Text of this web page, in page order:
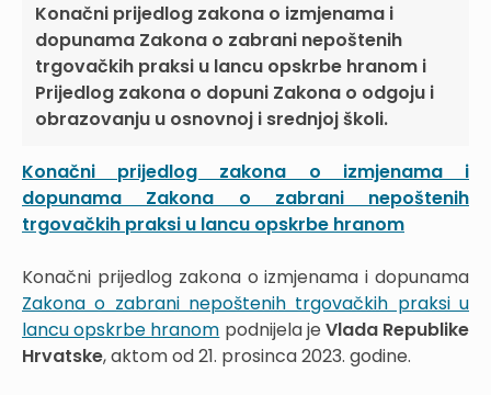
Konačni prijedlog zakona o izmjenama i
dopunama Zakona o zabrani nepoštenih
trgovačkih praksi u lancu opskrbe hranom i
Prijedlog zakona o dopuni Zakona o odgoju i
obrazovanju u osnovnoj i srednjoj školi.
Konačni prijedlog zakona o izmjenama i
dopunama Zakona o zabrani nepoštenih
trgovačkih praksi u lancu opskrbe hranom
Konačni prijedlog zakona o izmjenama i dopunama
Zakona o zabrani nepoštenih trgovačkih praksi u
lancu opskrbe hranom podnijela je Vlada Republike
Hrvatske, aktom od 21. prosinca 2023. godine.